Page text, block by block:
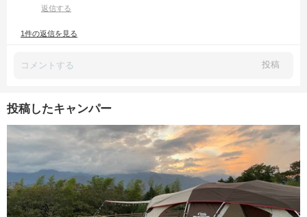
返信する
1件の返信を見る
投稿
投稿したキャンパー